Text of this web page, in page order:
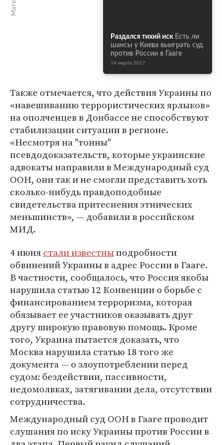
Раздался тихий иск Есть ли
шансы у Киева выиграть суд
против России в Гааге
14 марта 2017
Также отмечается, что действия Украины по
«навешиванию террористических ярлыков»
на ополченцев в Донбассе не способствуют
стабилизации ситуации в регионе.
«Несмотря на "тонны"
псевдодоказательств, которые украинские
адвокаты направили в Международный суд
ООН, они так и не смогли представить хоть
сколько-нибудь правдоподобные
свидетельства притеснения этнических
меньшинств», — добавили в российском
МИД.
4 июнястали известныподробности
обвинений Украины в адрес России в Гааге.
В частности, сообщалось, что Россия якобы
нарушила статью 12 Конвенции о борьбе с
финансированием терроризма, которая
обязывает ее участников оказывать друг
другу широкую правовую помощь. Кроме
того, Украина пытается доказать, что
Москва нарушила статью 18 того же
документа — о злоупотреблении перед
судом: бездействии, пассивности,
недомолвках, затягивании дела, отсутствии
сотрудничества.
Международный суд ООН в Гааге проводит
слушания по иску Украины против России в